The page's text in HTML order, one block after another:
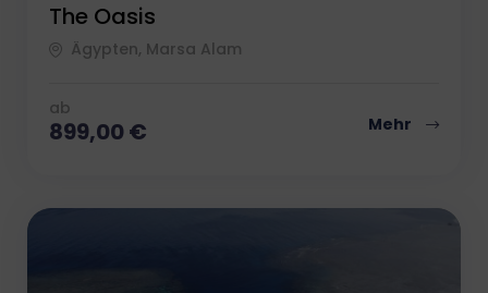
The Oasis
Ägypten, Marsa Alam
ab
899,00€ Mehr